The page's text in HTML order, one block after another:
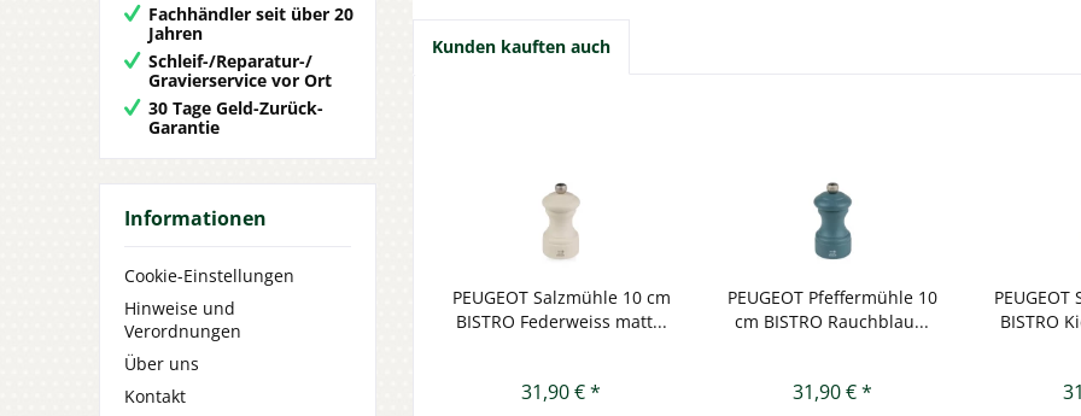
Fachhändler seit über 20
Jahren
Schleif-/Reparatur-/
Gravierservice vor Ort
30 Tage Geld-Zurück-
Garantie
Informationen
Cookie-Einstellungen
Hinweise und
Verordnungen
Über uns
Kontakt
Kunden kauften auch
PEUGEOT Salzmühle 10 cm
BISTRO Federweiss matt...
31,90 € *
PEUGEOT Pfeffermühle 10
cm BISTRO Rauchblau...
31,90 € *
BISTRO